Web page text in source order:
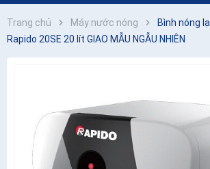
Trang chủ Máy nước nóng
Bình nóng
Rapido 20SE 20 lít GIAO MẪU NGẪU NHIÊN